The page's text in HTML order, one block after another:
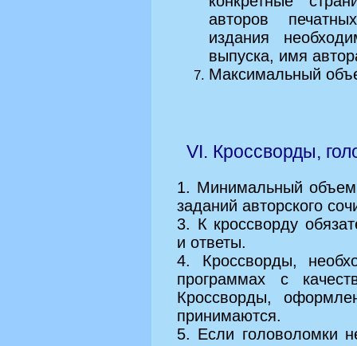
авторов
издания
выпуска, имя
Максимальный
VI. Кроссворды,
1. Минимальный
заданий авторского
3. К кроссворду
и ответы.
4. Кроссворды,
программах с
Кроссворды,
принимаются.
5. Если головоломки